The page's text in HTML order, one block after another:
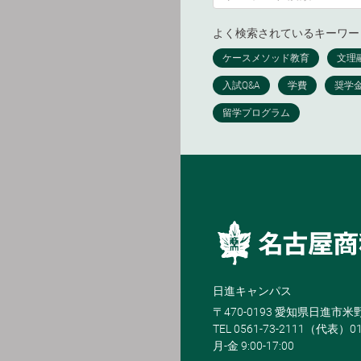
よく検索されているキーワ
日進キャンパス
〒470-0193 愛知県日進市米
TEL 0561-73-2111（代表）
月-金 9:00-17:00